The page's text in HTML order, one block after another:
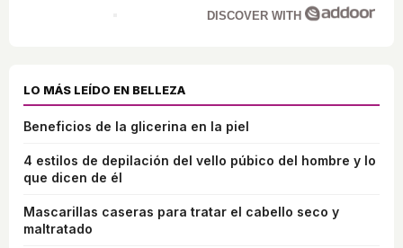
DISCOVER WITH
LO MÁS LEÍDO EN BELLEZA
Beneficios de la glicerina en la piel
4 estilos de depilación del vello púbico del hombre y lo
que dicen de él
Mascarillas caseras para tratar el cabello seco y
maltratado